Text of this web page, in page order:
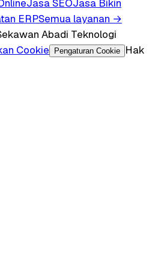
Jasa SEOJasa Bikin
ERPSemua layanan →
Abadi Teknologi
Cookie Pengaturan Cookie
Hak